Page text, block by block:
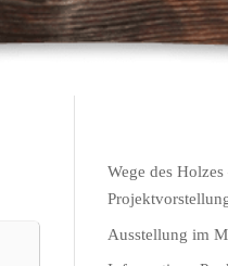
Wege des Holzes
Ausstellung im